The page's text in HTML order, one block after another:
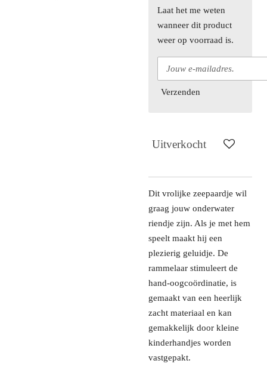
Laat het me weten
wanneer dit product
weer op voorraad is.
Verzenden
Uitverkocht
Dit vrolijke zeepaardje wil
graag jouw onderwater
riendje zijn. Als je met hem
speelt maakt hij een
plezierig geluidje. De
rammelaar stimuleert de
hand-oogcoördinatie, is
gemaakt van een heerlijk
zacht materiaal en kan
gemakkelijk door kleine
kinderhandjes worden
vastgepakt.